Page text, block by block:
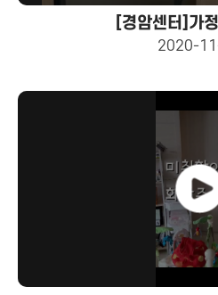
[경암센터]가
2020-